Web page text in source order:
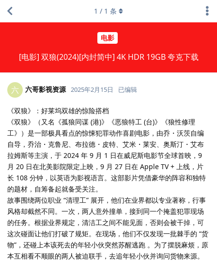
电影
[电影] 双狼(2024)[内封简中] 4K HDR 19GB 夸克下载
1 / 1 条
六 六哥影视资源 2025年2月15日 已编辑
《双狼》：好莱坞双雄的惊险搭档
《双狼》（又名《孤狼同谋 (港)》《恶狼特工 (台)》《狼性修理
工》）是一部极具看点的惊悚犯罪动作喜剧电影，由乔・沃茨自编
自导，乔治・克鲁尼、布拉德・皮特、艾米・莱安、奥斯汀・艾布
拉姆斯等主演，于 2024 年 9 月 1 日在威尼斯电影节全球首映，9
月 20 日在北美影院限定上映，9 月 27 日在 Apple TV + 上线，片
长 108 分钟，以英语为影视语言。这部影片凭借豪华的阵容和独特
的题材，自筹备起就备受关注。
故事围绕两位职业 “清理工” 展开，他们在业界都以专业著称，行事
风格却截然不同。一次，两人意外撞单，接到同一个掩盖犯罪现场
的任务。根据业界规定，清洁工之间不能见面，否则会被干掉，可
这次碰面让他们打破了规矩。在现场，他们不仅发现一批棘手的 “货
物”，还碰上本该死去的年轻小伙突然苏醒逃跑 。为了摆脱麻烦，原
本互相看不顺眼的两人被迫联手，去追年轻小伙并询问货物来源。